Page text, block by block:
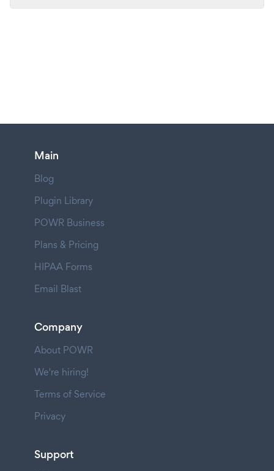
Main
Blog
Plugin Library
POWR Business
Plans & Pricing
HIPAA Forms
Email Blast
Company
About POWR
We're hiring!
Terms of Service
Privacy
Support